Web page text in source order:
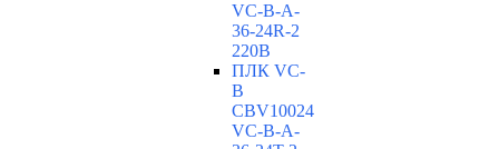
VC-В-A-
36-24R-2
220В
ПЛК VC-
B
CBV10024
VC-В-A-